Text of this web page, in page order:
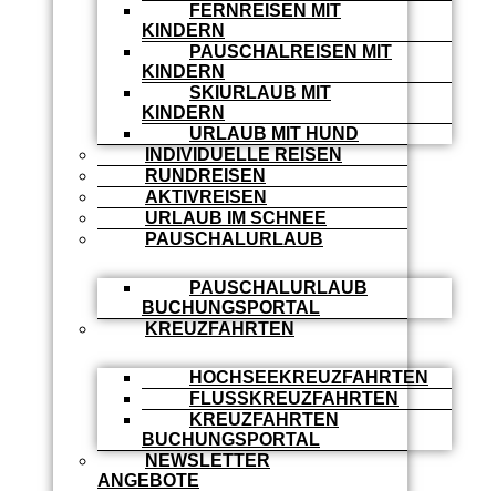
FERNREISEN MIT
KINDERN
PAUSCHALREISEN MIT
KINDERN
SKIURLAUB MIT
KINDERN
URLAUB MIT HUND
INDIVIDUELLE REISEN
RUNDREISEN
AKTIVREISEN
URLAUB IM SCHNEE
PAUSCHALURLAUB
PAUSCHALURLAUB
BUCHUNGSPORTAL
KREUZFAHRTEN
HOCHSEEKREUZFAHRTEN
FLUSSKREUZFAHRTEN
KREUZFAHRTEN
BUCHUNGSPORTAL
NEWSLETTER
ANGEBOTE